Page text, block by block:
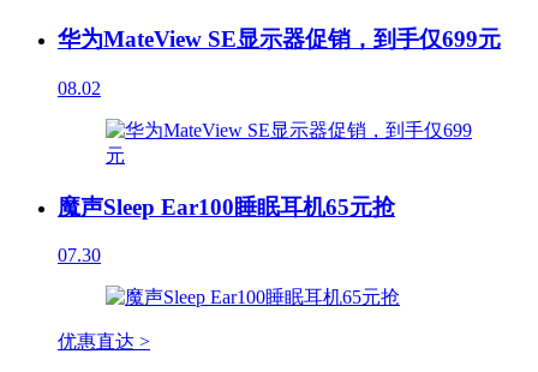
华为MateView SE显示器促销，到手仅699元
08.02
魔声Sleep Ear100睡眠耳机65元抢
07.30
优惠直达 >